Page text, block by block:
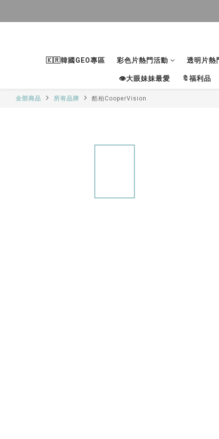
🇰🇷韓國GEO專區 彩色片熱門活動 透明片熱
👁大眼妹妹最愛 🔖福利品
全部商品 所有品牌 酷柏CooperVision